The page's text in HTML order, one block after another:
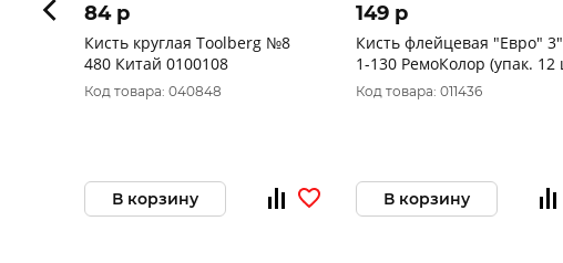
84 p
Кисть круглая Toolberg №8
480 Китай 0100108
Код товара: 040848
В корзину
149 p
Кисть флейцевая "Евро"
1-130 РемоКолор (упак. 12
Код товара: 011436
В корзину